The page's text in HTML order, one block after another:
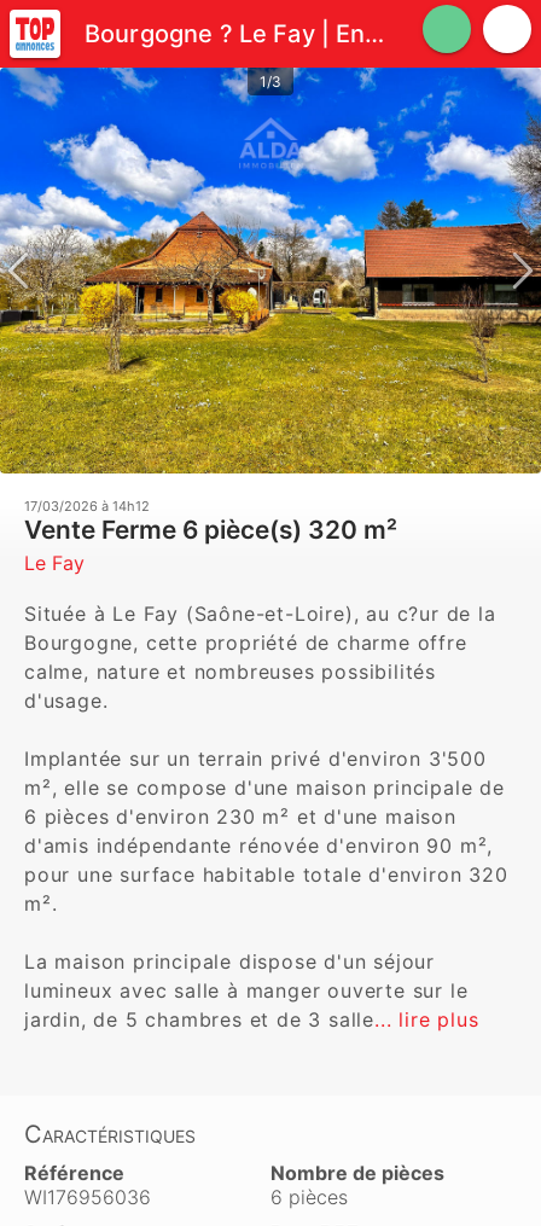
Bourgogne ? Le Fay | Ensemble rénové avec maison principale
1/3
17/03/2026 à 14h12
Vente Ferme 6 pièce(s) 320 m²
Le Fay
Située à Le Fay (Saône-et-Loire), au c?ur de la
Bourgogne, cette propriété de charme offre
calme, nature et nombreuses possibilités
d'usage.
Implantée sur un terrain privé d'environ 3'500
m², elle se compose d'une maison principale de
6 pièces d'environ 230 m² et d'une maison
d'amis indépendante rénovée d'environ 90 m²,
pour une surface habitable totale d'environ 320
m².
La maison principale dispose d'un séjour
lumineux avec salle à manger ouverte sur le
jardin, de 5 chambres et de 3 salle... lire plus
Caractéristiques
Référence
WI176956036
Nombre de pièces
6 pièces